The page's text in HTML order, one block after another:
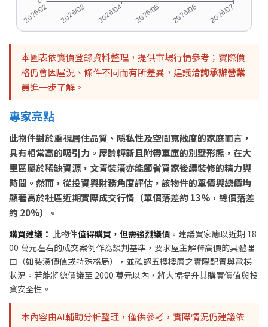
本圖表依實價登錄資料整理，提供市場行情參考；實際價
格仍會因屋況、條件不同而有所差異，建議洽詢承辦營業
員進一步了解。
專家亮點
此物件對於重視居住品質、隱私性及空間寬敞度的家庭而言，
具有相當高的吸引力。屋齡輕新且附帶車庫的別墅形態，在大
里區屬於稀缺資源，文青裝潢亦能節省買家後續裝修的精力與
時間。然而，從投資與財務角度評估，該物件的單價與總價均
顯著高於社區近期實際成交行情（單價落差約 13%，總價落差
約 20%）。
購買建議： 此物件值得購買，但需強烈議價 。建議買家應以近期 18
00 萬元左右的成交案例作為談判基準，要求屋主解釋高價的具體理
由（如裝潢價值或特殊格局），並確認五樓樓層之實際配置與電梯
狀況。若能將總價議至 2000 萬元以內，將大幅提升其購買價值與投
資安全性。
本內容由AI輔助分析整理，僅供參考，實際情況仍建議依